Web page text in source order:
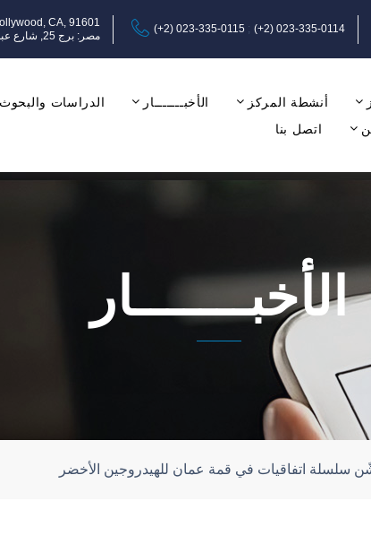
CA, 91601
مصر: برج 25, شارع عبد المنعم رياض, المهندسين, الجيزة, الدور الثامن, مكتب 17-18.
(+2) 023-335-0115 (+2) 023-335-0114
أنشطة المركز الأخبـــــــار الدراسات والبحوث
اتصل بنا
الأخبـــــــار
سلسلة اتفاقيات في قمة عمان للهيدروجين الأخضر